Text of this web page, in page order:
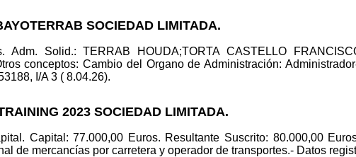
SOCIEDAD LIMITADA.
Adm. Solid.: TERRAB HOUDA;TORTA CASTELLO
conceptos: Cambio del Organo de Administración:
I/A 3 ( 8.04.26).
2023 SOCIEDAD LIMITADA.
Capital: 77.000,00 Euros. Resultante Suscrito: 80.000,00
de mercancías por carretera y operador de transportes.- Datos